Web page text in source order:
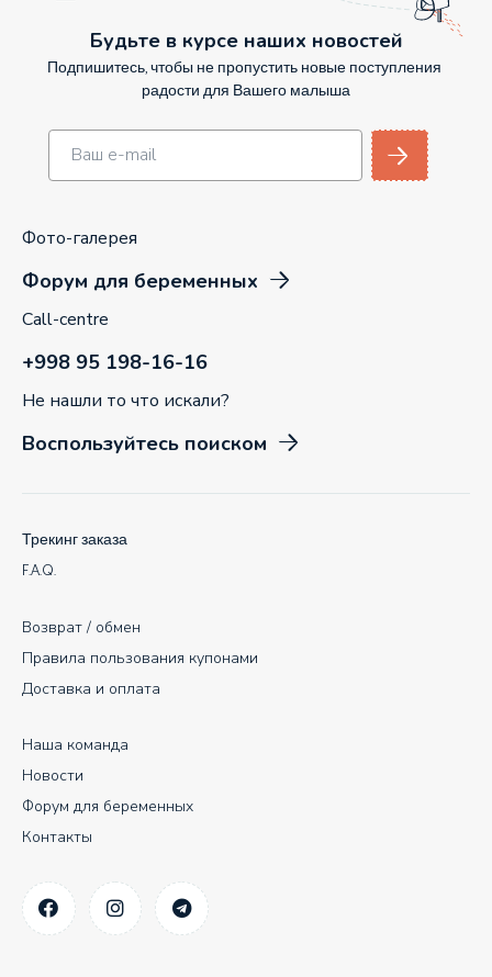
Будьте в курсе наших новостей
Подпишитесь, чтобы не пропустить новые поступления
радости для Вашего малыша
Фото-галерея
Форум для беременных
Call-centre
+998 95 198-16-16
Не нашли то что искали?
Воспользуйтесь поиском
Наша команда
Новости
Форум для беременных
Контакты
Возврат / обмен
Правила пользования купонами
Доставка и оплата
Трекинг заказа
F.A.Q.